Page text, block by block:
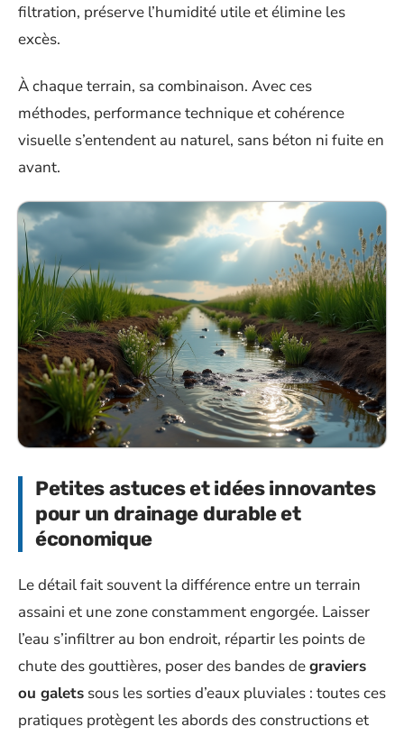
filtration, préserve l’humidité utile et élimine les
excès.
À chaque terrain, sa combinaison. Avec ces
méthodes, performance technique et cohérence
visuelle s’entendent au naturel, sans béton ni fuite en
avant.
Petites astuces et idées innovantes
pour un drainage durable et
économique
Le détail fait souvent la différence entre un terrain
assaini et une zone constamment engorgée. Laisser
l’eau s’infiltrer au bon endroit, répartir les points de
chute des gouttières, poser des bandes degraviers
ou galets sous les sorties d’eaux pluviales : toutes ces
pratiques protègent les abords des constructions et